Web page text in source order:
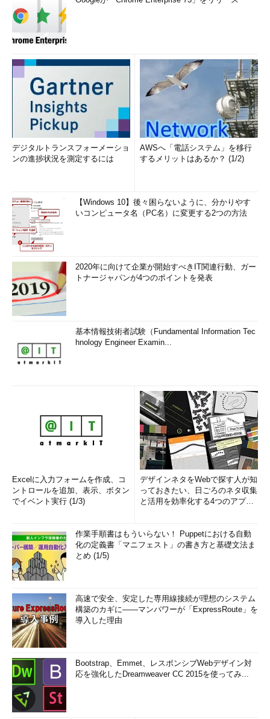
デジタルトランスフォーメーショ
ンの進捗状況を測定するには
AWSへ「電話システム」を移行
するメリットはあるか？ (1/2)
【Windows 10】後々困らないように、分かりやす
いコンピュータ名（PC名）に変更する2つの方法
2020年に向けて企業が開始すべきIT関連行動、ガー
トナージャパンが4つのポイントを発表
基本情報技術者試験（Fundamental Information Tec
hnology Engineer Examin...
Excelに入力フォームを作成、コ
ントロールを追加、表示、ボタン
でイベント実行 (1/3)
デザインネタをWebで探す人が知
っておきたい、日ごろのネタ収集
と活用を効率化する4つのアプリ
作業手順書はもういらない！ Puppetにおける自動
化の定義書「マニフェスト」の書き方と基礎文法ま
とめ (1/5)
高速で安全、安定した専用線接続が理想のシステム
構築のカギに――マンパワーが「ExpressRoute」を
導入した理由
Bootstrap、Emmet、レスポンシブWebデザイン対
応を強化したDreamweaver CC 2015を使ってみ...